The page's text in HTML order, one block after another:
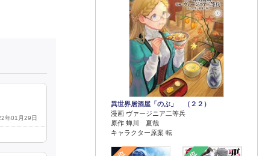
年01月29日
異世界居酒屋「のぶ」 （２２）
漫画 ヴァージニア二等兵
原作 蝉川 夏哉
キャラクター原案 転